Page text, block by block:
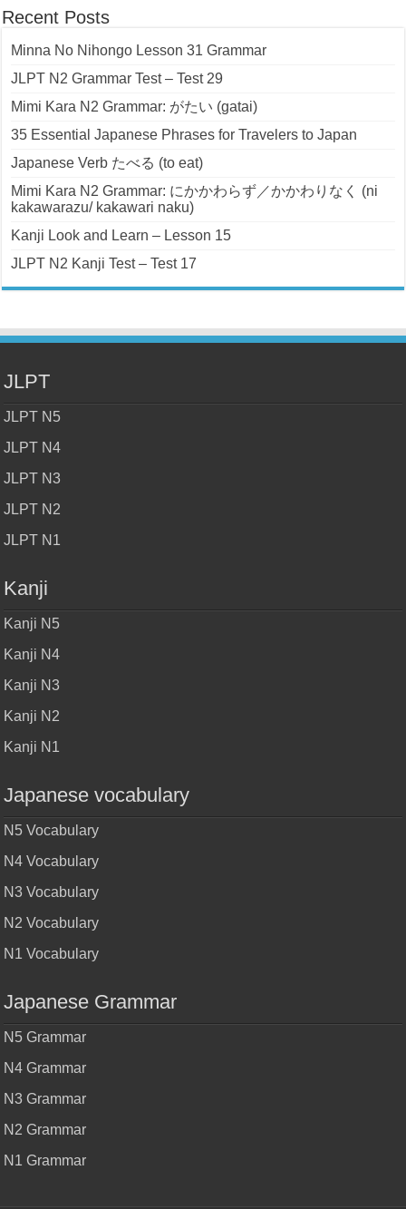
Recent Posts
Minna No Nihongo Lesson 31 Grammar
JLPT N2 Grammar Test – Test 29
Mimi Kara N2 Grammar: がたい (gatai)
35 Essential Japanese Phrases for Travelers to Japan
Japanese Verb たべる (to eat)
Mimi Kara N2 Grammar: にかかわらず／かかわりなく (ni
kakawarazu/ kakawari naku)
Kanji Look and Learn – Lesson 15
JLPT N2 Kanji Test – Test 17
JLPT
JLPT N5
JLPT N4
JLPT N3
JLPT N2
JLPT N1
Kanji
Kanji N5
Kanji N4
Kanji N3
Kanji N2
Kanji N1
Japanese vocabulary
N5 Vocabulary
N4 Vocabulary
N3 Vocabulary
N2 Vocabulary
N1 Vocabulary
Japanese Grammar
N5 Grammar
N4 Grammar
N3 Grammar
N2 Grammar
N1 Grammar